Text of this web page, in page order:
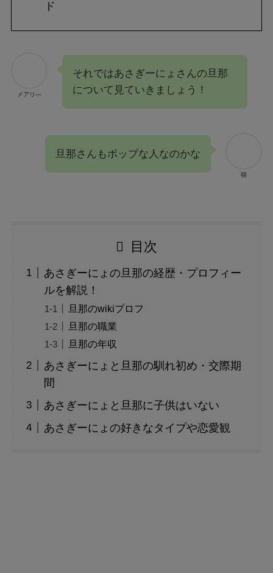
ド
メアリ―
それではあさぎーにょさんの旦那
について見ていきましょう！
猫
旦那さんもポップな人なのかな
目次
あさぎーにょの旦那の経歴・プロフィー
ルを解説！
旦那のwikiプロフ
旦那の職業
旦那の年収
あさぎーにょと旦那の馴れ初め・交際期
間
あさぎーにょと旦那に子供はいない
あさぎーにょの好きなタイプや恋愛観